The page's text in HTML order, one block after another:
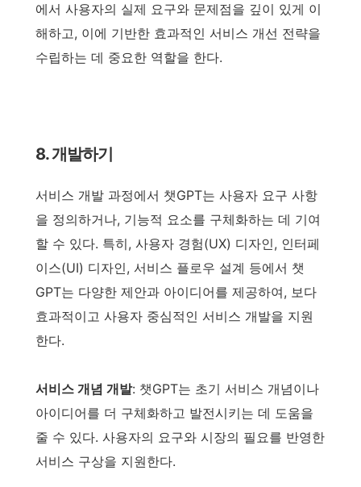
에서 사용자의 실제 요구와 문제점을 깊이 있게 이
해하고, 이에 기반한 효과적인 서비스 개선 전략을
수립하는 데 중요한 역할을 한다.
8. 개발하기
서비스 개발 과정에서 챗GPT는 사용자 요구 사항
을 정의하거나, 기능적 요소를 구체화하는 데 기여
할 수 있다. 특히, 사용자 경험(UX) 디자인, 인터페
이스(UI) 디자인, 서비스 플로우 설계 등에서 챗
GPT는 다양한 제안과 아이디어를 제공하여, 보다
효과적이고 사용자 중심적인 서비스 개발을 지원
한다.
서비스 개념 개발: 챗GPT는 초기 서비스 개념이나
아이디어를 더 구체화하고 발전시키는 데 도움을
줄 수 있다. 사용자의 요구와 시장의 필요를 반영한
서비스 구상을 지원한다.